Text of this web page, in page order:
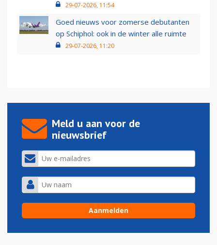
29-07-2026, 11:54
Goed nieuws voor zomerse debutanten
op Schiphol: ook in de winter alle ruimte
29-07-2026, 11:20
Meld u aan voor de
nieuwsbrief